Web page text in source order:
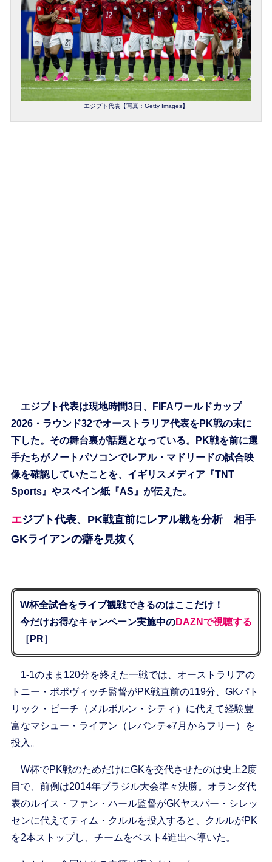
エジプト代表【写真：Getty Images】
エジプト代表は現地時間3日、FIFAワールドカップ
2026・ラウンド32でオーストラリア代表をPK戦の末に
下した。その舞台裏が話題となっている。PK戦を前に選
手たちがノートパソコンでレアル・マドリードの試合映
像を確認していたことを、イギリスメディア『TNT
Sports』やスペイン紙『AS』が伝えた。
エジプト代表、PK戦直前にレアル戦を分析 相手
GKライアンの癖を見抜く
W杯全試合をライブ観戦できるのはここだけ！
今だけお得なキャンペーン実施中のDAZNで視聴する
［PR］
1-1のまま120分を終えた一戦では、オーストラリアの
トニー・ポポヴィッチ監督がPK戦直前の119分、GKパト
リック・ビーチ（メルボルン・シティ）に代えて経験豊
富なマシュー・ライアン（レバンテ※7月からフリー）を
投入。
W杯でPK戦のためだけにGKを交代させたのは史上2度
目で、前例は2014年ブラジル大会準々決勝。オランダ代
表のルイス・ファン・ハール監督がGKヤスパー・シレッ
センに代えてティム・クルルを投入すると、クルルがPK
を2本ストップし、チームをベスト4進出へ導いた。